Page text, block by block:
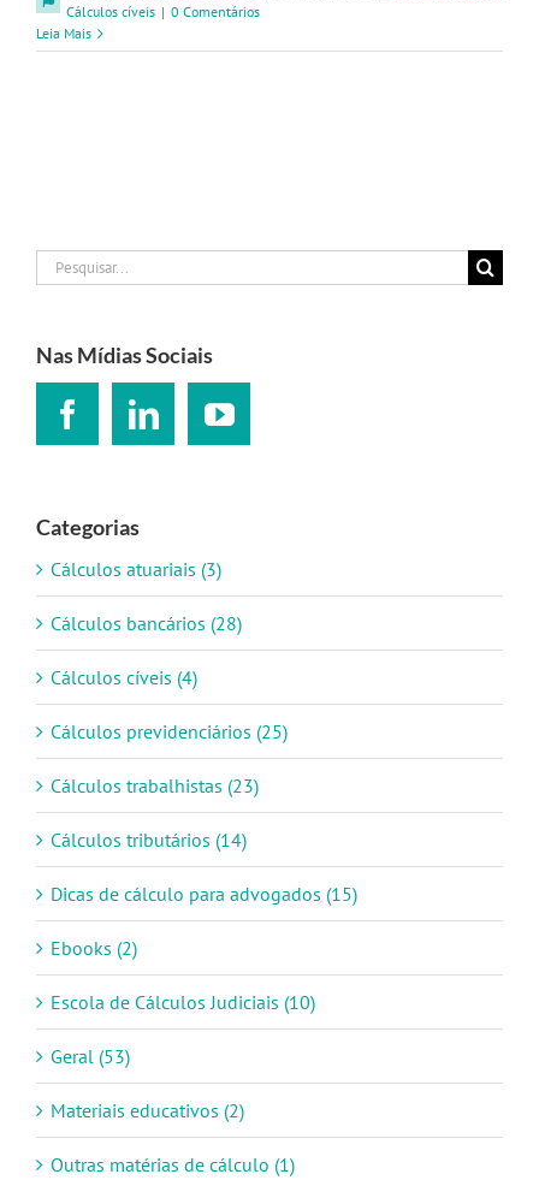
Cálculos cíveis | 0 Comentários
Leia Mais
Buscar
resultados
Nas Mídias Sociais
Categorias
Cálculos atuariais (3)
Cálculos bancários (28)
Cálculos cíveis (4)
Cálculos previdenciários (25)
Cálculos trabalhistas (23)
Cálculos tributários (14)
Dicas de cálculo para advogados (15)
Ebooks (2)
Escola de Cálculos Judiciais (10)
Geral (53)
Materiais educativos (2)
Outras matérias de cálculo (1)